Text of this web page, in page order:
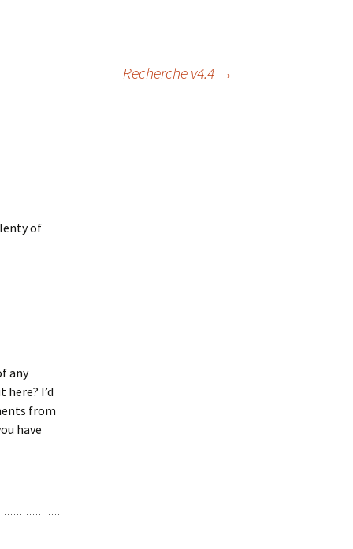
Recherche v4.4 →
of
any
I’d
from
have